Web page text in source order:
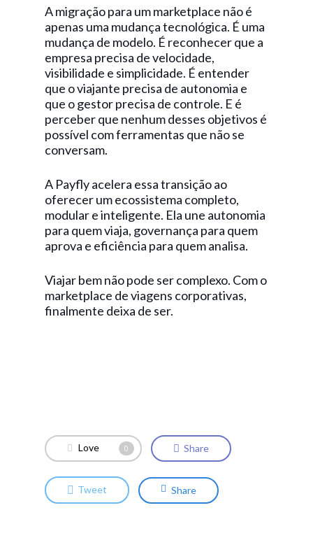
A migração para um marketplace não é
apenas uma mudança tecnológica. É uma
mudança de modelo. É reconhecer que a
empresa precisa de velocidade,
visibilidade e simplicidade. É entender
que o viajante precisa de autonomia e
que o gestor precisa de controle. E é
perceber que nenhum desses objetivos é
possível com ferramentas que não se
conversam.
A Payfly acelera essa transição ao
oferecer um ecossistema completo,
modular e inteligente. Ela une autonomia
para quem viaja, governança para quem
aprova e eficiência para quem analisa.
Viajar bem não pode ser complexo. Com o
marketplace de viagens corporativas,
finalmente deixa de ser.
Love 0 Share
Tweet Share